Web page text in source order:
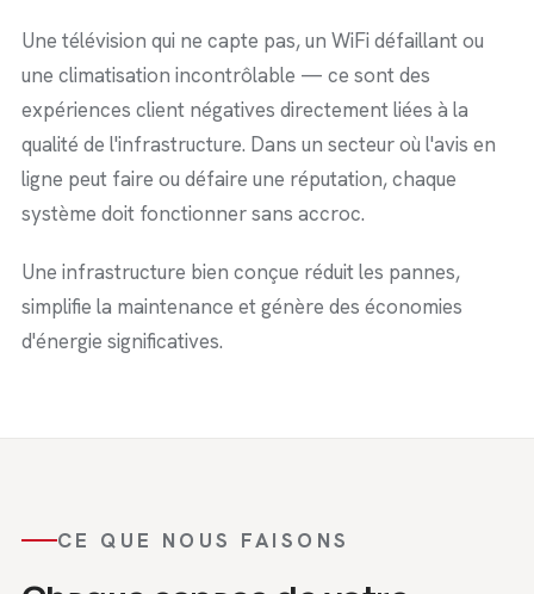
Une télévision qui ne capte pas, un WiFi défaillant ou
une climatisation incontrôlable — ce sont des
expériences client négatives directement liées à la
qualité de l'infrastructure. Dans un secteur où l'avis en
ligne peut faire ou défaire une réputation, chaque
système doit fonctionner sans accroc.
Une infrastructure bien conçue réduit les pannes,
simplifie la maintenance et génère des économies
d'énergie significatives.
CE QUE NOUS FAISONS